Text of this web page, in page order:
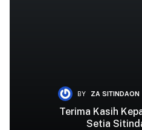
BY ZA SITINDAON
Terima Kasih
Setia